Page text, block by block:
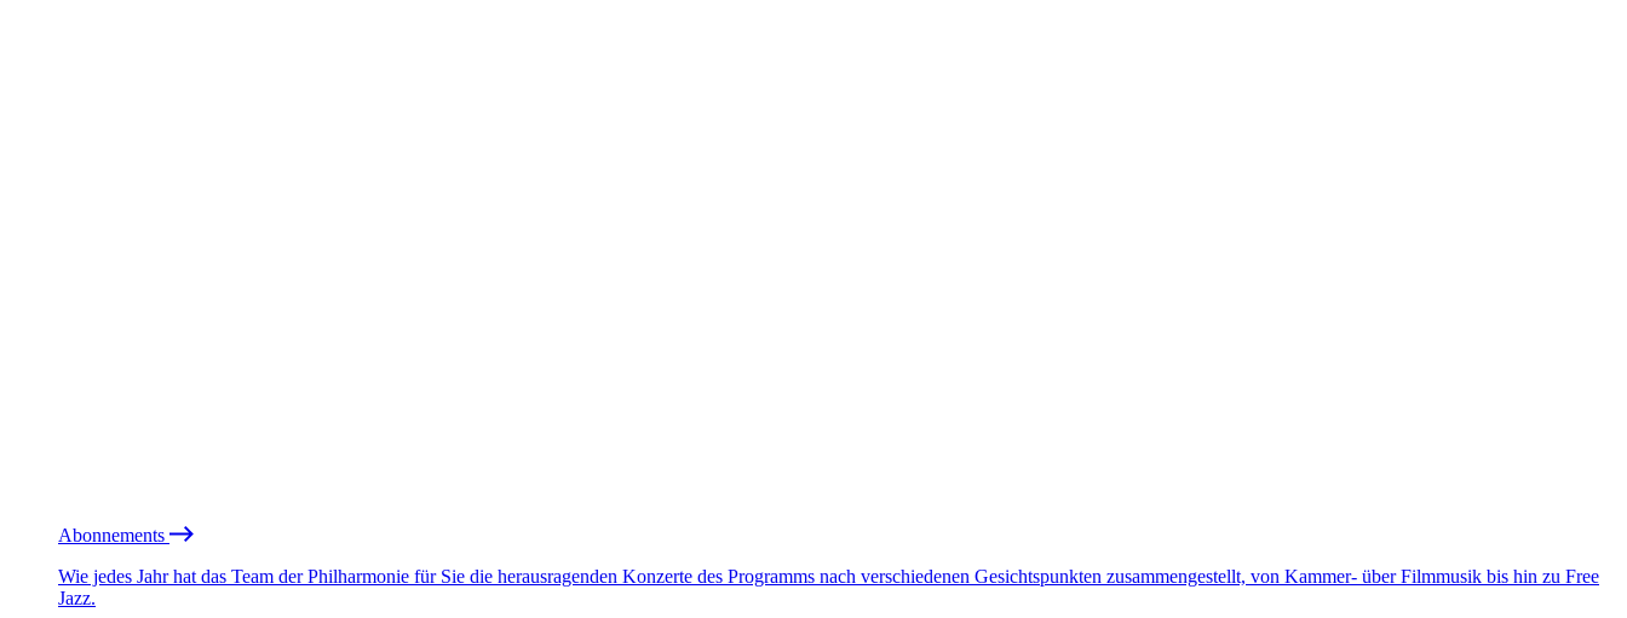
Abonnements
Wie jedes Jahr hat das Team der Philharmonie für Sie die herausragenden Konzerte des Programms nach verschiedenen Gesichtspunkten zusammengestellt, von Kammer- über Filmmusik bis hin zu Free
Jazz.